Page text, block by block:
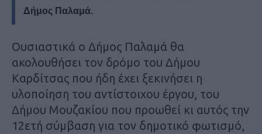
Δήμος Παλαμά.
Ουσιαστικά ο Δήμος Παλαμά θα
ακολουθήσει τον δρόμο του Δήμου
Καρδίτσας που ήδη έχει ξεκινήσει η
υλοποίηση του αντίστοιχου έργου, του
Δήμου Μουζακίου που προωθεί κι αυτός την
12ετή σύμβαση για τον δημοτικό φωτισμό,